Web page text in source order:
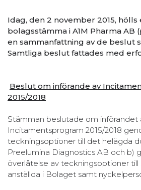
Idag, den 2 november 2015, hölls
bolagsstämma i A1M Pharma AB
en sammanfattning av de beslut
Samtliga beslut fattades med
Beslut om införande av
2015/2018
Stämman beslutade om införandet
Incitamentsprogram 2015/2018
teckningsoptioner till det helägda
Preelumina Diagnostics AB och b)
överlåtelse av teckningsoptioner till
anställda i Bolaget samt